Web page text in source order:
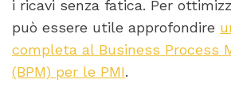
i ricavi senza fatica. Per
può essere utile approfondire
completa al Business Process
(BPM) per le PMI.